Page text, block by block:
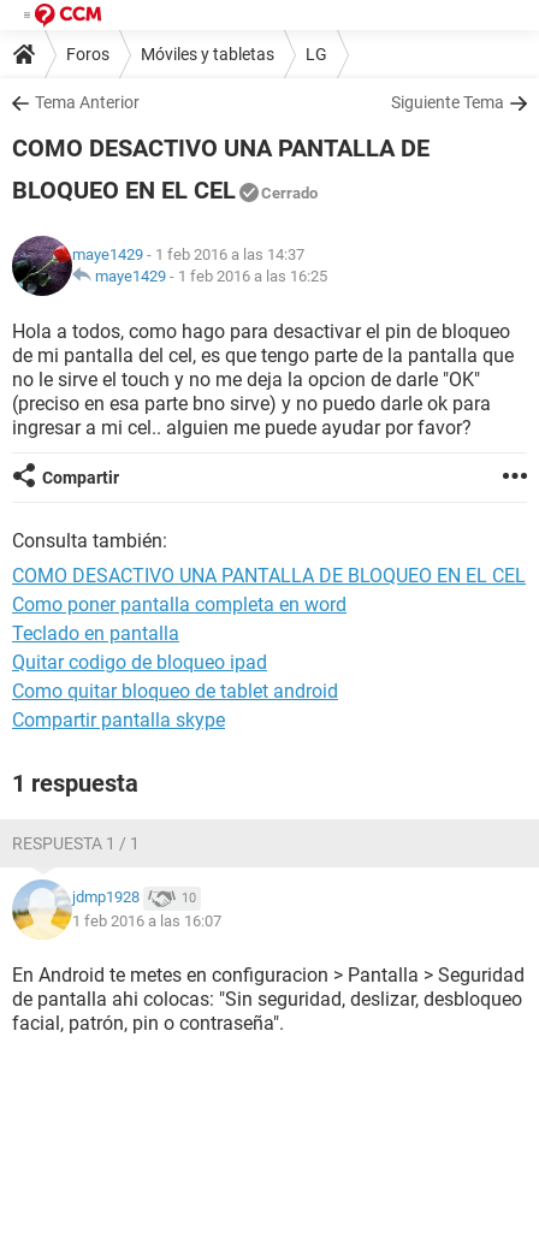
Foros Móviles y tabletas LG
Tema Anterior Siguiente Tema
COMO DESACTIVO UNA PANTALLA DE
BLOQUEO EN EL CEL
Cerrado
maye1429 - 1 feb 2016 a las 14:37
maye1429 - 1 feb 2016 a las 16:25
Hola a todos, como hago para desactivar el pin de bloqueo
de mi pantalla del cel, es que tengo parte de la pantalla que
no le sirve el touch y no me deja la opcion de darle "OK"
(preciso en esa parte bno sirve) y no puedo darle ok para
ingresar a mi cel.. alguien me puede ayudar por favor?
Compartir
Consulta también:
COMO DESACTIVO UNA PANTALLA DE BLOQUEO EN EL CEL
Como poner pantalla completa en word
Teclado en pantalla
Quitar codigo de bloqueo ipad
Como quitar bloqueo de tablet android
Compartir pantalla skype
1 respuesta
RESPUESTA 1 / 1
jdmp1928 10
1 feb 2016 a las 16:07
En Android te metes en configuracion > Pantalla > Seguridad
de pantalla ahi colocas: "Sin seguridad, deslizar, desbloqueo
facial, patrón, pin o contraseña".